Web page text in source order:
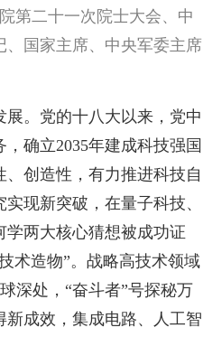
第二十一次院士大会、中
国家主席、中央军委主席
。党的十八大以来，党中
确立2035年建成科技强国
创造性，有力推进科技自
现新突破，在量子科技、
两大核心猜想被成功证
术造物”。战略高技术领域
深处，“奋斗者”号探秘万
成效，集成电路、人工智